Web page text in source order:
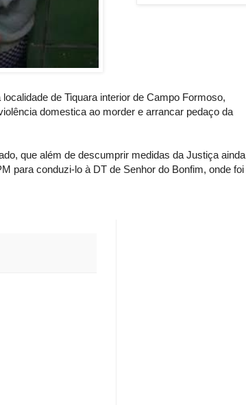
de Tiquara interior de Campo Formoso,
domestica ao morder e arrancar pedaço da
que além de descumprir medidas da Justiça ainda
para conduzi-lo à DT de Senhor do Bonfim, onde foi